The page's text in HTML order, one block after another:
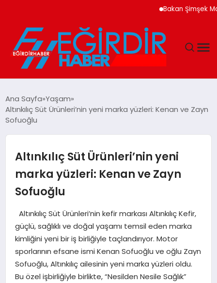
Bakan Şimşek
EĞITIM
MAGAZIN
SIYASET
SPOR
TEKNOLOJI
Ana Sayfa Yaşam
Altınkılıç Süt Ürünleri’nin yeni marka yüzleri: Kenan ve Zayn
Sofuoğlu
Altınkılıç Süt Ürünleri’nin yeni
marka yüzleri: Kenan ve Zayn
Sofuoğlu
Altınkılıç Süt Ürünleri’nin kefir markası Altınkılıç Kefir,
güçlü, sağlıklı ve doğal yaşamı temsil eden marka
kimliğini yeni bir iş birliğiyle taçlandırıyor. Motor
sporlarının efsane ismi Kenan Sofuoğlu ve oğlu Zayn
Sofuoğlu, Altınkılıç ailesinin yeni marka yüzleri oldu.
Bu özel işbirliğiyle birlikte, “Nesilden Nesile Sağlık”